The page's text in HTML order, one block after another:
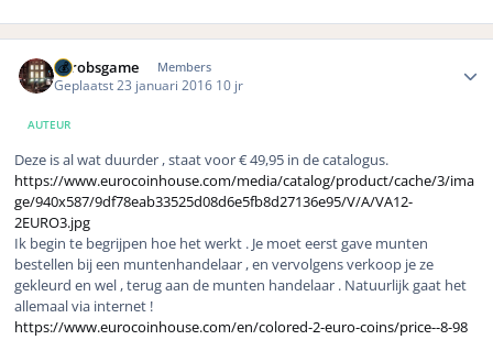
eurobsgame Members
Geplaatst23 januari 2016 10 jr
AUTEUR
Deze is al wat duurder , staat voor € 49,95 in de catalogus.
https://www.eurocoinhouse.com/media/catalog/product/cache/3/ima
ge/940x587/9df78eab33525d08d6e5fb8d27136e95/V/A/VA12-
2EURO3.jpg
Ik begin te begrijpen hoe het werkt . Je moet eerst gave munten
bestellen bij een muntenhandelaar , en vervolgens verkoop je ze
gekleurd en wel , terug aan de munten handelaar . Natuurlijk gaat het
allemaal via internet !
https://www.eurocoinhouse.com/en/colored-2-euro-coins/price--8-98